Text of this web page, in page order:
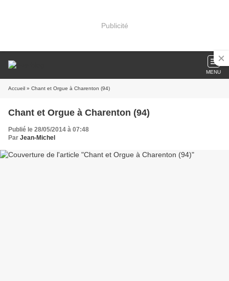
Publicité
MENU
Accueil » Chant et Orgue à Charenton (94)
Chant et Orgue à Charenton (94)
Publié le 28/05/2014 à 07:48
Par Jean-Michel